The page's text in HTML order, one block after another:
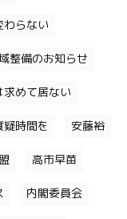
わらない
整備のお知らせ
めて居ない
疑時間を 安藤裕
高市早苗
内閣委員会